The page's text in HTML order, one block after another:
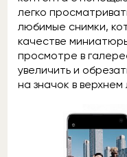
легко
любимые снимки,
качестве
просмотре в
увеличить и
на значок в